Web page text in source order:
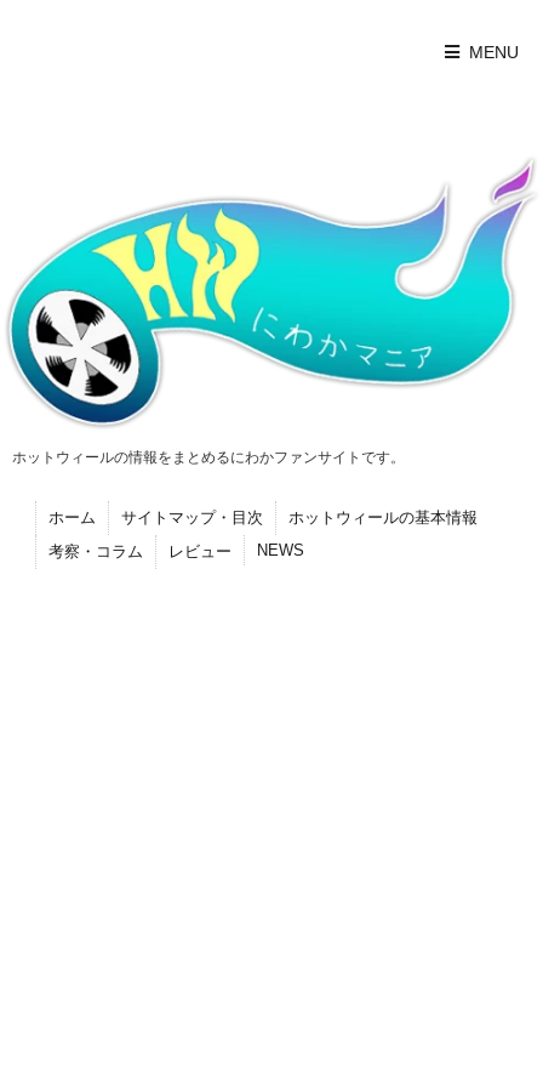
MENU
ホットウィールの情報をまとめるにわかファンサイトです。
ホーム サイトマップ・目次
ホットウィールの基本情報
考察・コラム
レビュー NEWS